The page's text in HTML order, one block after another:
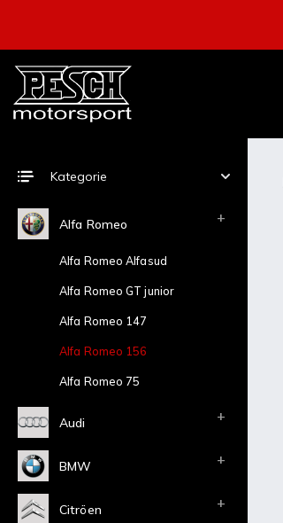
Kategorie
Alfa Romeo
Alfa Romeo Alfasud
Alfa Romeo GT junior
Alfa Romeo 147
Alfa Romeo 156
Alfa Romeo 75
Audi
BMW
Citröen